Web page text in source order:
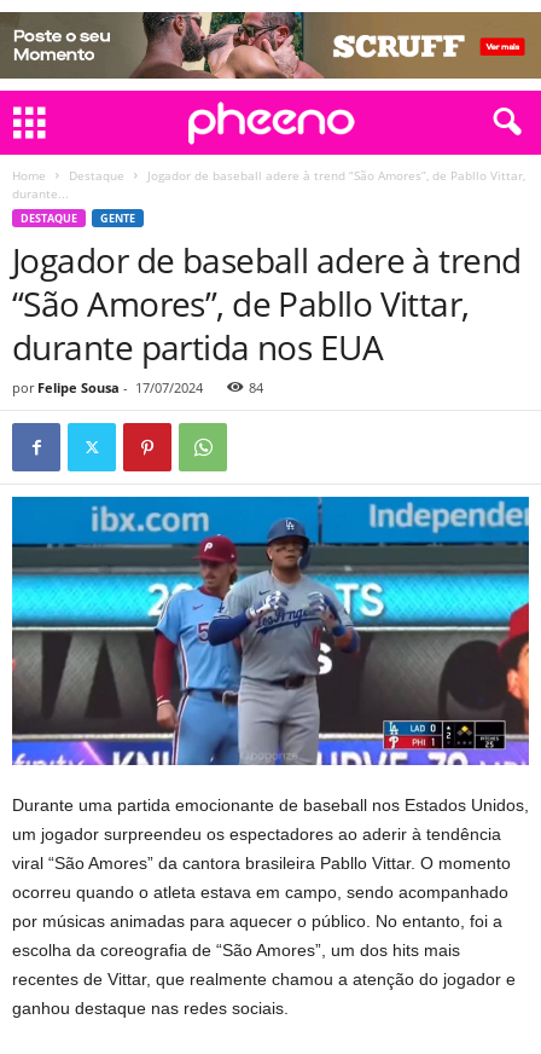
Home Destaque
Jogador de baseball adere à trend “São Amores”, de Pabllo Vittar,
durante...
DESTAQUE GENTE
Jogador de baseball adere à trend
“São Amores”, de Pabllo Vittar,
durante partida nos EUA
por Felipe Sousa - 17/07/2024 84
Durante uma partida emocionante de baseball nos Estados Unidos,
um jogador surpreendeu os espectadores ao aderir à tendência
viral “São Amores” da cantora brasileira Pabllo Vittar. O momento
ocorreu quando o atleta estava em campo, sendo acompanhado
por músicas animadas para aquecer o público. No entanto, foi a
escolha da coreografia de “São Amores”, um dos hits mais
recentes de Vittar, que realmente chamou a atenção do jogador e
ganhou destaque nas redes sociais.